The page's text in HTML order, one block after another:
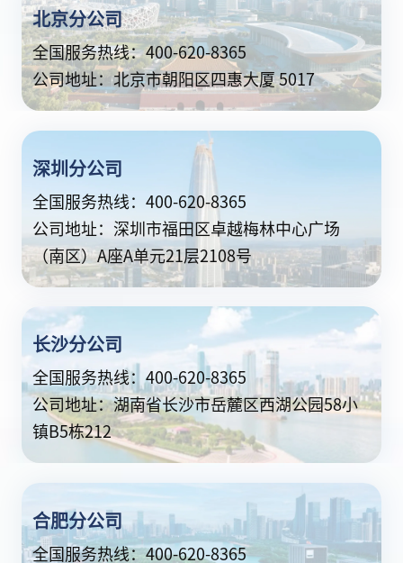
北京分公司
全国服务热线：400-620-8365
公司地址：北京市朝阳区四惠大厦 5017
深圳分公司
全国服务热线：400-620-8365
公司地址：深圳市福田区卓越梅林中心广场
（南区）A座A单元21层2108号
长沙分公司
全国服务热线：400-620-8365
公司地址：湖南省长沙市岳麓区西湖公园58小
镇B5栋212
合肥分公司
全国服务热线：400-620-8365